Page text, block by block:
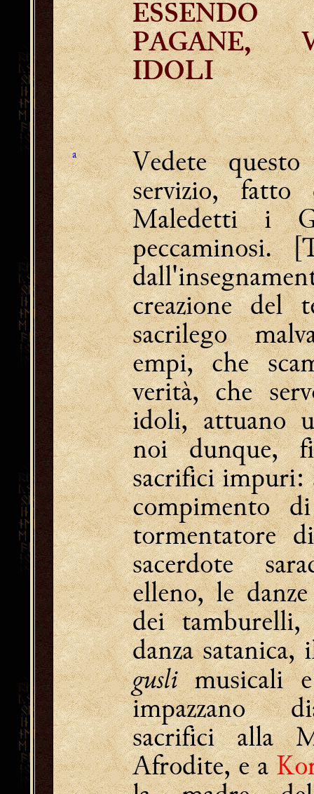
PAGANE,
IDOLI
a
Vedete
servizio, fatto
Maledetti i
peccaminosi.
creazione del
sacrilego
empi, che
verità, che
idoli, attuano
noi dunque,
sacrifici
compimento
tormentatore
sacerdote
elleno, le
dei
danza
guslimusicali
impazzano
sacrifici alla
Afrodite, e a